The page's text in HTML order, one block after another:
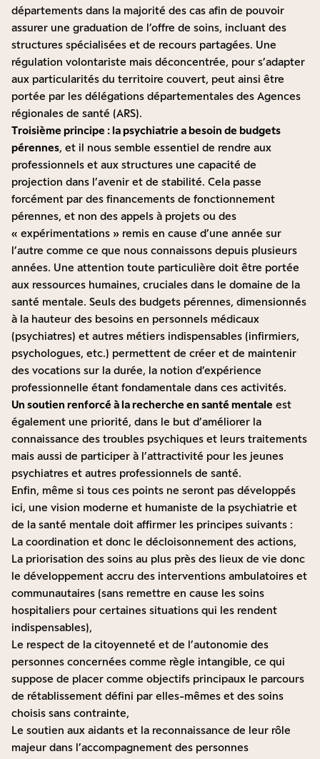
départements dans la majorité des cas afin de pouvoir
assurer une graduation de l’offre de soins, incluant des
structures spécialisées et de recours partagées. Une
régulation volontariste mais déconcentrée, pour s’adapter
aux particularités du territoire couvert, peut ainsi être
portée par les délégations départementales des Agences
régionales de santé (ARS).
Troisième principe : la psychiatrie a besoin de budgets
pérennes, et il nous semble essentiel de rendre aux
professionnels et aux structures une capacité de
projection dans l’avenir et de stabilité. Cela passe
forcément par des financements de fonctionnement
pérennes, et non des appels à projets ou des
« expérimentations » remis en cause d’une année sur
l’autre comme ce que nous connaissons depuis plusieurs
années. Une attention toute particulière doit être portée
aux ressources humaines, cruciales dans le domaine de la
santé mentale. Seuls des budgets pérennes, dimensionnés
à la hauteur des besoins en personnels médicaux
(psychiatres) et autres métiers indispensables (infirmiers,
psychologues, etc.) permettent de créer et de maintenir
des vocations sur la durée, la notion d’expérience
professionnelle étant fondamentale dans ces activités.
Un soutien renforcé à la recherche en santé mentale est
également une priorité, dans le but d’améliorer la
connaissance des troubles psychiques et leurs traitements
mais aussi de participer à l’attractivité pour les jeunes
psychiatres et autres professionnels de santé.
Enfin, même si tous ces points ne seront pas développés
ici, une vision moderne et humaniste de la psychiatrie et
de la santé mentale doit affirmer les principes suivants :
La coordination et donc le décloisonnement des actions,
La priorisation des soins au plus près des lieux de vie donc
le développement accru des interventions ambulatoires et
communautaires (sans remettre en cause les soins
hospitaliers pour certaines situations qui les rendent
indispensables),
Le respect de la citoyenneté et de l’autonomie des
personnes concernées comme règle intangible, ce qui
suppose de placer comme objectifs principaux le parcours
de rétablissement défini par elles-mêmes et des soins
choisis sans contrainte,
Le soutien aux aidants et la reconnaissance de leur rôle
majeur dans l’accompagnement des personnes